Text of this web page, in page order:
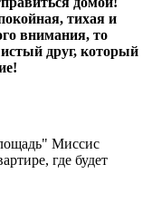
тихая и
внимания, то
друг, который
Миссис
где будет